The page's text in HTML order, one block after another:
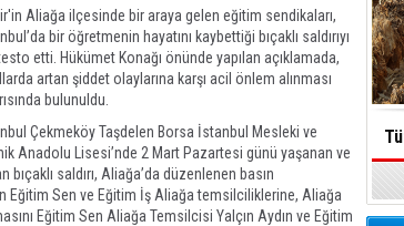
Aliağa ilçesinde bir araya gelen eğitim sendikaları,
bir öğretmenin hayatını kaybettiği bıçaklı saldırıyı
etti. Hükümet Konağı önünde yapılan açıklamada,
artan şiddet olaylarına karşı acil önlem alınması
bulunuldu.
Çekmeköy Taşdelen Borsa İstanbul Mesleki ve
Anadolu Lisesi’nde 2 Mart Pazartesi günü yaşanan ve
saldırı, Aliağa’da düzenlenen basın
Eğitim Sen ve Eğitim İş Aliağa temsilciliklerine, Aliağa
Eğitim Sen Aliağa Temsilcisi Yalçın Aydın ve Eğitim